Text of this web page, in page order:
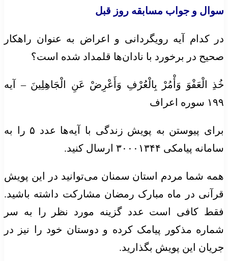
سوال و جواب مسابقه روز قبل
در کدام آیه رویگردانی و اعراض به عنوان راهکار
صحیح در برخورد با نادان‌ها قلمداد شده است؟
خُذِ الْعَفْوَ وَأْمُرْ بِالْعُرْفِ وَأَعْرِضْ عَنِ الْجَاهِلِینَ – آیه
۱۹۹ سوره اعراف
برای پیوستن به پویش زندگی با آیه‌ها عدد ۵ را به
سامانه پیامکی ۳۰۰۰۱۳۴۴ ارسال کنید.
همه شما مردم استان سمنان می‌توانید در این پویش
قرآنی در ماه مبارک رمضان مشارکت داشته باشید.
فقط کافی است عدد گزینه مورد نظر را به سر
شماره مذکور پیامک کرده و دوستان خود را نیز در
جریان این پویش بگذارید.